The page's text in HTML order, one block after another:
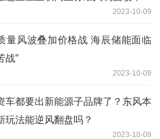
2023-10-09
量风波叠加价格战 海辰储能面临
战”
2023-10-09
车都要出新能源子品牌了？东风本
玩法能逆风翻盘吗？
2023-10-09